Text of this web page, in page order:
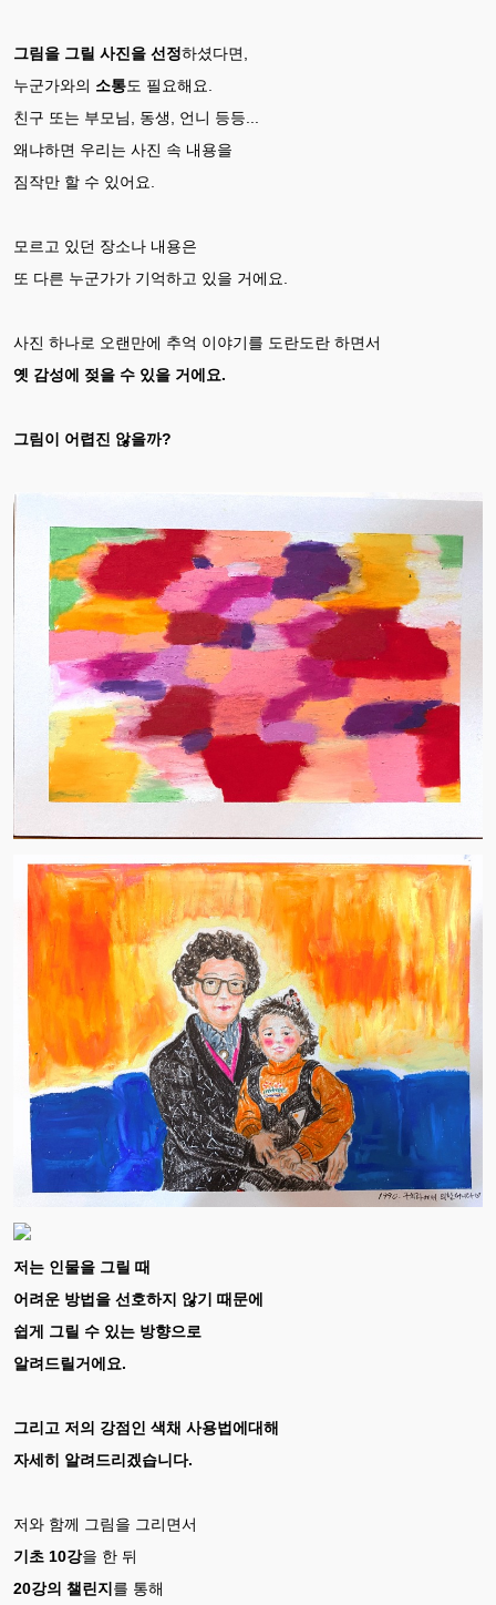
그림을 그릴 사진을 선정하셨다면,
누군가와의 소통도 필요해요.
친구 또는 부모님, 동생, 언니 등등...
왜냐하면 우리는 사진 속 내용을
짐작만 할 수 있어요.
모르고 있던 장소나 내용은
또 다른 누군가가 기억하고 있을 거에요.
사진 하나로 오랜만에 추억 이야기를 도란도란 하면서
옛 감성에 젖을 수 있을 거에요.
그림이 어렵진 않을까?
저는 인물을 그릴 때
어려운 방법을 선호하지 않기 때문에
쉽게 그릴 수 있는 방향으로
알려드릴거에요.
그리고 저의 강점인 색채 사용법에대해
자세히 알려드리겠습니다.
저와 함께 그림을 그리면서
기초 10강을 한 뒤
20강의 챌린지 를 통해